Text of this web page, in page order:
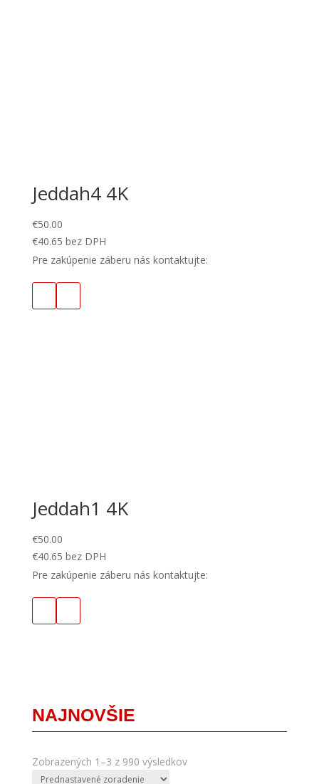
Jeddah4 4K
€50.00
€40.65 bez DPH
Pre zakúpenie záberu nás kontaktujte:
Jeddah1 4K
€50.00
€40.65 bez DPH
Pre zakúpenie záberu nás kontaktujte:
NAJNOVŠIE
Zobrazených 1–3 z 990 výsledkov